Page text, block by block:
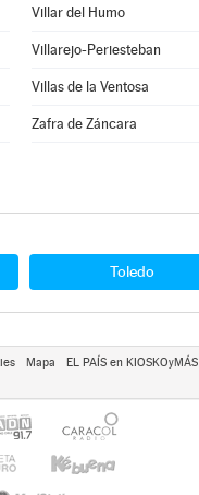
Villar del Humo
Villarejo-Periesteban
Villas de la Ventosa
Zafra de Záncara
Toledo
Mapa
EL PAÍS en KIOSKOyMÁS